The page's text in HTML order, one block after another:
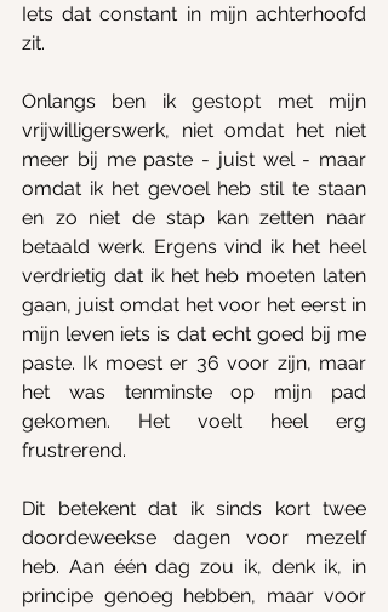
Iets dat constant in mijn achterhoofd
zit.
Onlangs ben ik gestopt met mijn
vrijwilligerswerk, niet omdat het niet
meer bij me paste - juist wel - maar
omdat ik het gevoel heb stil te staan
en zo niet de stap kan zetten naar
betaald werk. Ergens vind ik het heel
verdrietig dat ik het heb moeten laten
gaan, juist omdat het voor het eerst in
mijn leven iets is dat echt goed bij me
paste. Ik moest er 36 voor zijn, maar
het was tenminste op mijn pad
gekomen. Het voelt heel erg
frustrerend.
Dit betekent dat ik sinds kort twee
doordeweekse dagen voor mezelf
heb. Aan één dag zou ik, denk ik, in
principe genoeg hebben, maar voor